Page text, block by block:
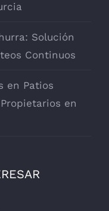
Solución
Continuos
en Patios
en